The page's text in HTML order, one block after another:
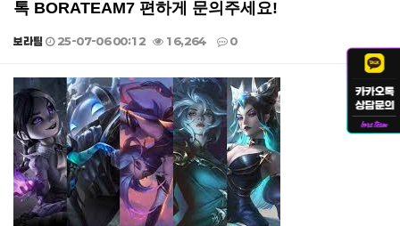
톡 BORATEAM7 편하게 문의주세요!
보라팀 25-07-06 00:12 16,264 0
본문